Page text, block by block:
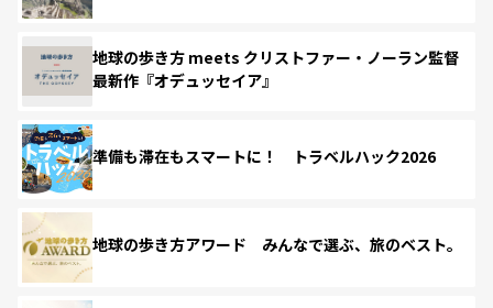
地球の歩き方 meets クリストファー・ノーラン監督
最新作『オデュッセイア』
準備も滞在もスマートに！ トラベルハック2026
地球の歩き方アワード みんなで選ぶ、旅のベスト。